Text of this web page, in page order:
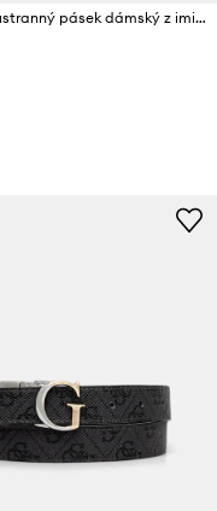
Guess oboustranný pásek dámský z imitace kůže STACEY